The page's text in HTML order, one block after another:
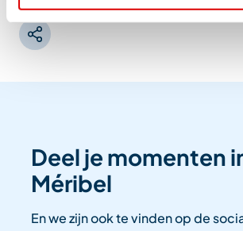
Deel je momenten
Méribel
En we zijn ook te vinden op de